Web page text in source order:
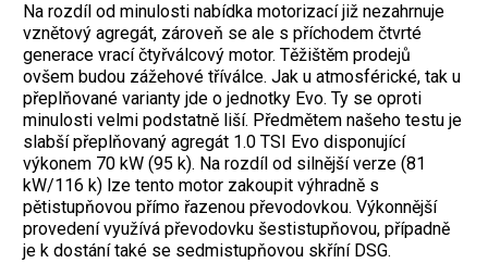
Na rozdíl od minulosti nabídka motorizací již nezahrnuje
vznětový agregát, zároveň se ale s příchodem čtvrté
generace vrací čtyřválcový motor. Těžištěm prodejů
ovšem budou zážehové tříválce. Jak u atmosférické, tak u
přeplňované varianty jde o jednotky Evo. Ty se oproti
minulosti velmi podstatně liší. Předmětem našeho testu je
slabší přeplňovaný agregát 1.0 TSI Evo disponující
výkonem 70 kW (95 k). Na rozdíl od silnější verze (81
kW/116 k) lze tento motor zakoupit výhradně s
pětistupňovou přímo řazenou převodovkou. Výkonnější
provedení využívá převodovku šestistupňovou, případně
je k dostání také se sedmistupňovou skříní DSG.